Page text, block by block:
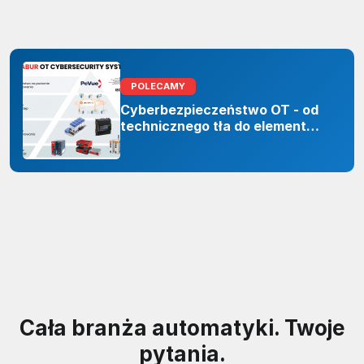
POLECAMY
Cyberbezpieczeństwo OT - od
technicznego tła do elementu
Cała branża automatyki. Twoje
pytania.